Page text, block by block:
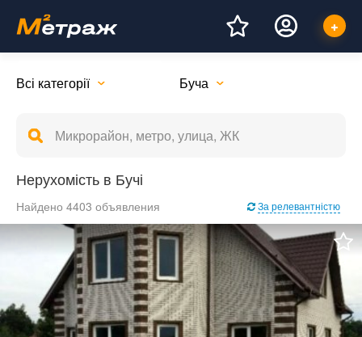
Всі категорії Буча
Нерухомість в Бучі
Найдено 4403 объявления За релевантністю